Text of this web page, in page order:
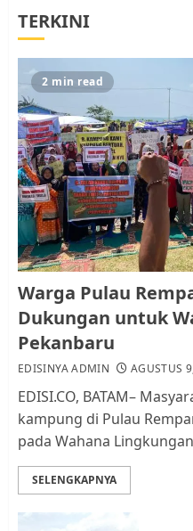
5
1
dan
2
RW
dan
3
TERKINI
2 min read
Warga Pulau
Dukungan untuk
Pekanbaru
EDISINYA ADMIN AGUSTUS
EDISI.CO, BATAM–
kampung di Pulau
pada Wahana
SELENGKAPNYA